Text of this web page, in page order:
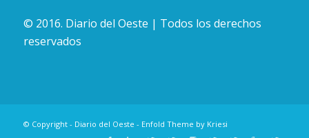
© 2016. Diario del Oeste | Todos los derechos
reservados
© Copyright - Diario del Oeste - Enfold Theme by Kriesi